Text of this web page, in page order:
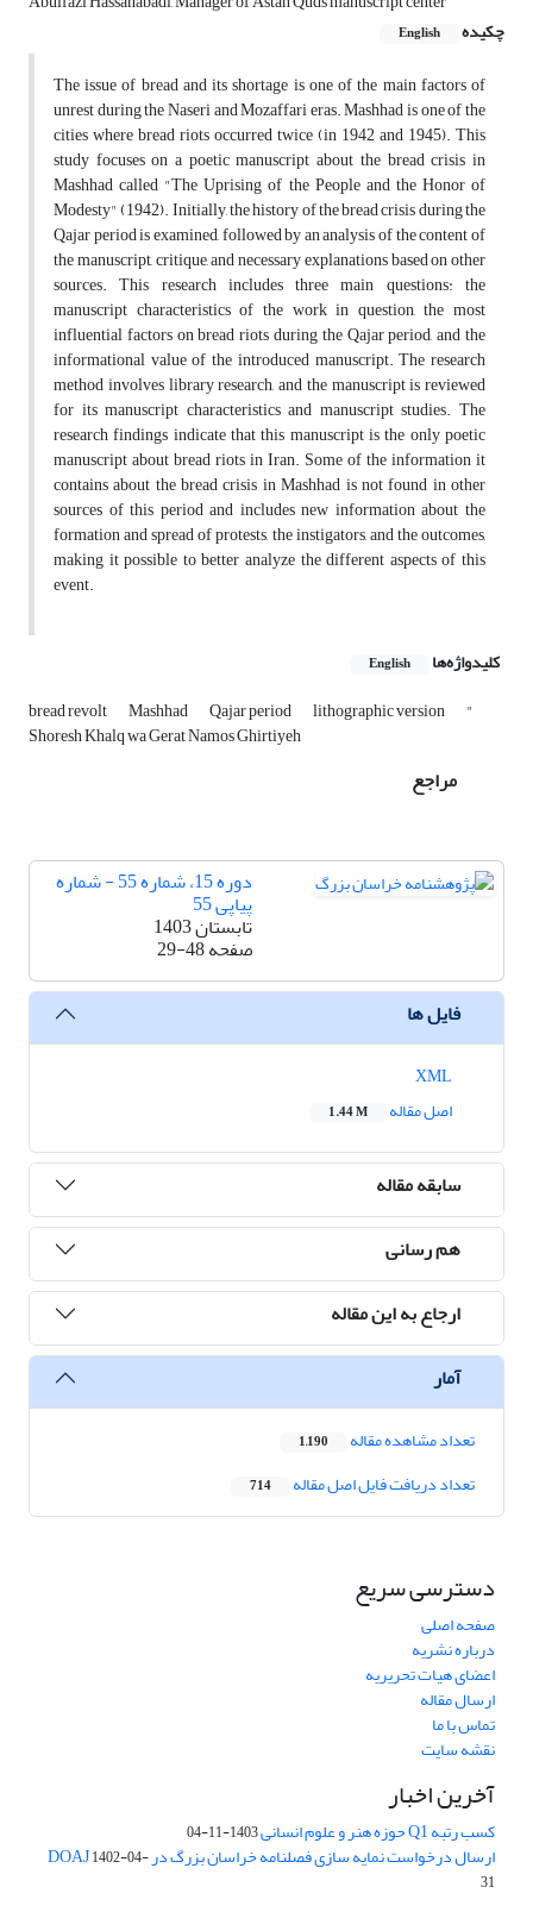
چکیده
English
The issue of bread and its shortage is one of the main factors of
unrest during the Naseri and Mozaffari eras. Mashhad is one of the
cities where bread riots occurred twice (in 1942 and 1945). This
study focuses on a poetic manuscript about the bread crisis in
Mashhad called "The Uprising of the People and the Honor of
Modesty" (1942). Initially, the history of the bread crisis during the
Qajar period is examined, followed by an analysis of the content of
the manuscript, critique, and necessary explanations based on other
sources. This research includes three main questions: the
manuscript characteristics of the work in question, the most
influential factors on bread riots during the Qajar period, and the
informational value of the introduced manuscript. The research
method involves library research, and the manuscript is reviewed
for its manuscript characteristics and manuscript studies. The
research findings indicate that this manuscript is the only poetic
manuscript about bread riots in Iran. Some of the information it
contains about the bread crisis in Mashhad is not found in other
sources of this period and includes new information about the
formation and spread of protests, the instigators, and the outcomes,
making it possible to better analyze the different aspects of this
event.
کلیدواژه‌ها English
bread revolt Mashhad Qajar period lithographic version "
Shoresh Khalq wa Gerat Namos Ghirtiyeh
مراجع
دوره 15، شماره 55 - شماره
پیاپی 55
تابستان 1403
صفحه29-48
فایل ها
اصل مقاله
1.44 M
سابقه مقاله
هم رسانی
ارجاع به این مقاله
آمار
تعداد مشاهده مقاله 1,190
تعداد دریافت فایل اصل مقاله 714
دسترسی سریع
صفحه اصلی
درباره نشریه
اعضای هیات تحریریه
ارسال مقاله
تماس با ما
نقشه سایت
آخرین اخبار
کسب رتبه Q1 حوزه هنر و علوم انسانی 1403-11-04
ارسال درخواست نمایه سازی فصلنامه خراسان بزرگ در DOAJ1402-04-
31